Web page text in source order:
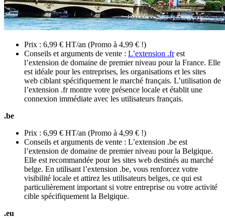
Prix : 6,99 € HT/an (Promo à 4,99 € !)
Conseils et arguments de vente : L’extension .frest
l’extension de domaine de premier niveau pour la France. Elle
est idéale pour les entreprises, les organisations et les sites
web ciblant spécifiquement le marché français. L’utilisation de
l’extension .fr montre votre présence locale et établit une
connexion immédiate avec les utilisateurs français.
.be
Prix : 6,99 € HT/an (Promo à 4,99 € !)
Conseils et arguments de vente : L’extension .be est
l’extension de domaine de premier niveau pour la Belgique.
Elle est recommandée pour les sites web destinés au marché
belge. En utilisant l’extension .be, vous renforcez votre
visibilité locale et attirez les utilisateurs belges, ce qui est
particulièrement important si votre entreprise ou votre activité
cible spécifiquement la Belgique.
.eu